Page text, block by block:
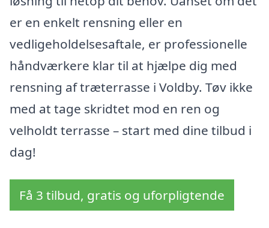
er en enkelt rensning eller en
vedligeholdelsesaftale, er professionelle
håndværkere klar til at hjælpe dig med
rensning af træterrasse i Voldby. Tøv ikke
med at tage skridtet mod en ren og
velholdt terrasse – start med dine tilbud i
dag!
Få 3 tilbud, gratis og uforpligtende